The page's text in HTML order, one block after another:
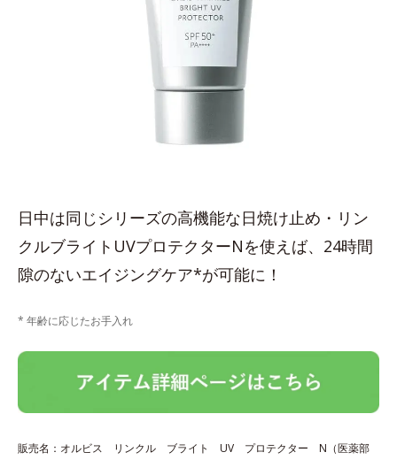
日中は同じシリーズの高機能な日焼け止め・リン
クルブライトUVプロテクターNを使えば、24時間
隙のないエイジングケア*が可能に！
* 年齢に応じたお手入れ
販売名：オルビス リンクル ブライト UV プロテクター N（医薬部